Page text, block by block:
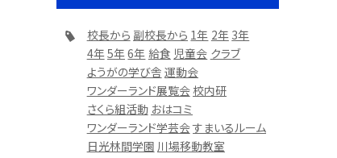
校長から 副校長から 1年 2年 3年
4年5年6年 給食 児童会 クラブ
ようがの学び舎 運動会
ワンダーランド展覧会 校内研
さくら組活動 おはコミ
ワンダーランド学芸会すまいるルーム
日光林間学園 川場移動教室